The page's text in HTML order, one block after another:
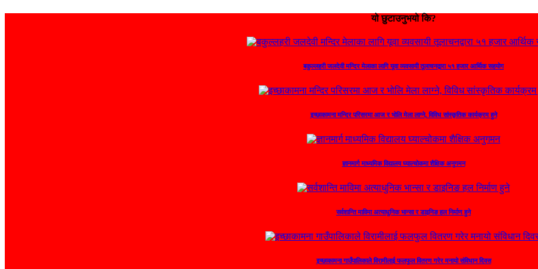
यो छुटाउनुभयो कि?
बकुल्लहरी जलदेवी मन्दिर मेलाका लागि यूवा व्यवसायी तूलाचनद्वारा ५१ हजार आर्थिक सहयोग
इच्छाकामना मन्दिर परिसरमा आज र भोलि मेला लाग्ने, विविध सांस्कृतिक कार्यक्रम हुने
ज्ञानमार्ग माध्यमिक विद्यालय घ्याल्चोकमा शैक्षिक अनुगमन
सर्वशान्ति माविमा अत्याधुनिक भान्सा र डाइनिङ हल निर्माण हुने
इच्छाकामना गाउँपालिकाले विरामीलाई फलफुल वितरण गरेर मनायो संविधान दिवस